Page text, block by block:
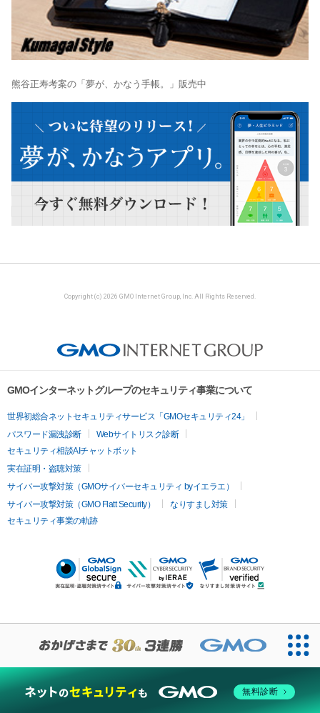
熊谷正寿考案の「夢が、かなう手帳。」販売中
Copyright (c) 2026 GMO Internet Group, Inc. All Rights Reserved.
GMOインターネットグループのセキュリティ事業について
世界初総合ネットセキュリティサービス「GMOセキュリティ24」
パスワード漏洩診断
Webサイトリスク診断
セキュリティ相談AIチャットボット
実在証明・盗聴対策
サイバー攻撃対策（GMOサイバーセキュリティ byイエラエ）
サイバー攻撃対策（GMO Flatt Security）
なりすまし対策
セキュリティ事業の軌跡
無料診断